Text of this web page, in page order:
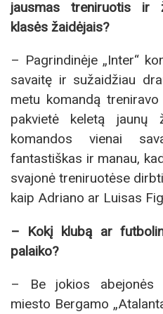
jausmas treniruotis ir
klasės žaidėjais?
– Pagrindinėje „Inter“
savaitę ir sužaidžiau
metu komandą
pakvietė keletą jaunų
komandos vienai
fantastiškas ir manau,
svajonė treniruotėse
kaip Adriano ar Luisas
– Kokį klubą ar
palaiko?
– Be jokios abejonės
miesto Bergamo